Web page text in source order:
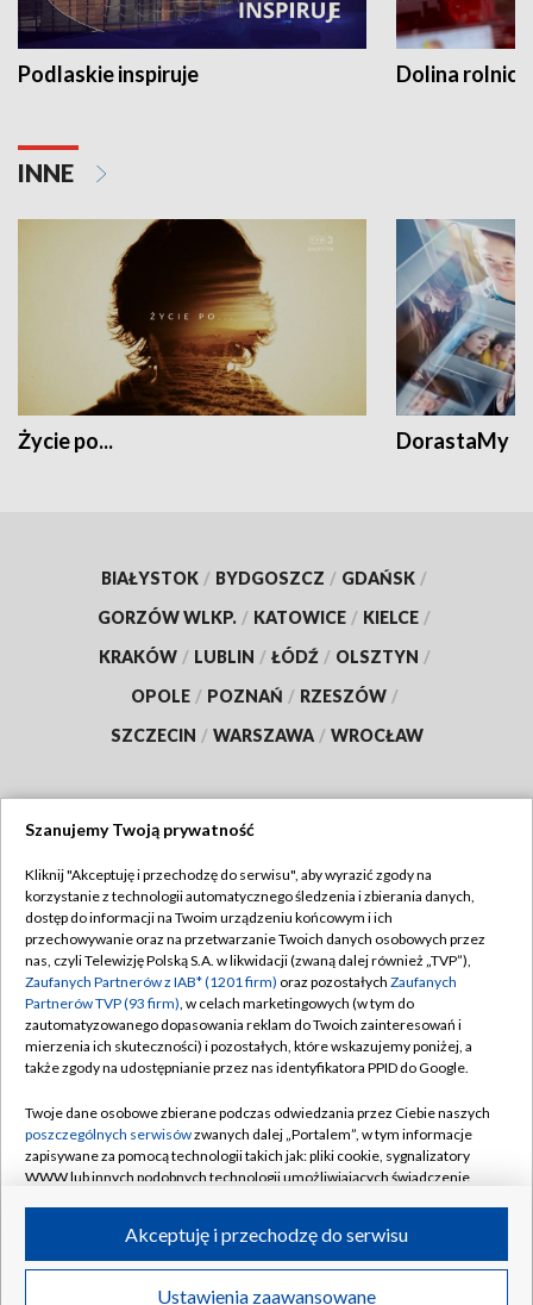
Podlaskie inspiruje Dolina
INNE
Życie po... DorastaMy
BIAŁYSTOK / BYDGOSZCZ / GDAŃSK /
GORZÓW WLKP. / KATOWICE / KIELCE /
KRAKÓW / LUBLIN / ŁÓDŹ / OLSZTYN /
OPOLE / POZNAŃ / RZESZÓW /
SZCZECIN / WARSZAWA / WROCŁAW
TVP
Abonament TVP
Emisja w TVP
Centrum informacji TVP
Naziemna Telewizja Cyfrowa
Rada Programowa
System NOS
Informacje o nadawcy
Program dla prasy
Regulamin TVP
Polityka prywatności
Moje zgody
Pomoc
Kontakt
Kanały
©2026 Telewizja Polska S.A. w likwidacji
Szanujemy Twoją prywatność
Kliknij "Akceptuję i przechodzę do serwisu", aby wyrazić zgody na
korzystanie z technologii automatycznego śledzenia i zbierania danych,
dostęp do informacji na Twoim urządzeniu końcowym i ich
przechowywanie oraz na przetwarzanie Twoich danych osobowych przez
nas, czyli Telewizję Polską S.A. w likwidacji (zwaną dalej również „TVP”),
Zaufanych Partnerów z IAB* (1201 firm) oraz pozostałych Zaufanych
Partnerów TVP (93 firm), w celach marketingowych (w tym do
zautomatyzowanego dopasowania reklam do Twoich zainteresowań i
mierzenia ich skuteczności) i pozostałych, które wskazujemy poniżej, a
także zgody na udostępnianie przez nas identyfikatora PPID do Google.
Twoje dane osobowe zbierane podczas odwiedzania przez Ciebie naszych
poszczególnych serwisówzwanych dalej „Portalem”, w tym informacje
zapisywane za pomocą technologii takich jak: pliki cookie, sygnalizatory
WWW lub innych podobnych technologii umożliwiających świadczenie
ruchu w Internecie.
Twoje dane osobowe zbierane podczas odwiedzania przez Ciebie
Ustawienia zaawansowane
Akceptuję i przechodzę do serwisu